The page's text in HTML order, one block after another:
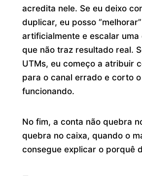
acredita nele. Se eu deixo
duplicar, eu posso
artificialmente e escalar uma
que não traz resultado real.
UTMs, eu começo a atribuir
para o canal errado e corto
funcionando.
No fim, a conta não quebra
quebra no caixa, quando o
consegue explicar o porquê